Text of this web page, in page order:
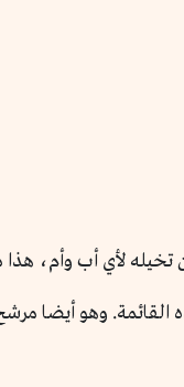
لأي أب وأم، هذا
وهو أيضا